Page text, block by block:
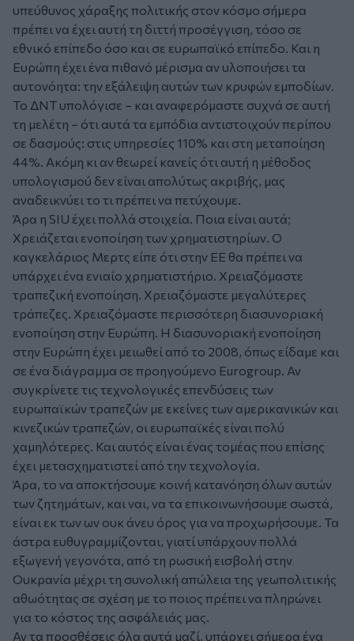
υπεύθυνος χάραξης πολιτικής στον κόσμο σήμερα
πρέπει να έχει αυτή τη διττή προσέγγιση, τόσο σε
εθνικό επίπεδο όσο και σε ευρωπαϊκό επίπεδο. Και η
Ευρώπη έχει ένα πιθανό μέρισμα αν υλοποιήσει τα
αυτονόητα: την εξάλειψη αυτών των κρυφών εμποδίων.
Το ΔΝΤ υπολόγισε – και αναφερόμαστε συχνά σε αυτή
τη μελέτη – ότι αυτά τα εμπόδια αντιστοιχούν περίπου
σε δασμούς: στις υπηρεσίες 110% και στη μεταποίηση
44%. Ακόμη κι αν θεωρεί κανείς ότι αυτή η μέθοδος
υπολογισμού δεν είναι απολύτως ακριβής, μας
αναδεικνύει το τι πρέπει να πετύχουμε.
Άρα η SIU έχει πολλά στοιχεία. Ποια είναι αυτά;
Χρειάζεται ενοποίηση των χρηματιστηρίων. Ο
καγκελάριος Μερτς είπε ότι στην ΕΕ θα πρέπει να
υπάρχει ένα ενιαίο χρηματιστήριο. Χρειαζόμαστε
τραπεζική ενοποίηση. Χρειαζόμαστε μεγαλύτερες
τράπεζες. Χρειαζόμαστε περισσότερη διασυνοριακή
ενοποίηση στην Ευρώπη. Η διασυνοριακή ενοποίηση
στην Ευρώπη έχει μειωθεί από το 2008, όπως είδαμε και
σε ένα διάγραμμα σε προηγούμενο Eurogroup. Αν
συγκρίνετε τις τεχνολογικές επενδύσεις των
ευρωπαϊκών τραπεζών με εκείνες των αμερικανικών και
κινεζικών τραπεζών, οι ευρωπαϊκές είναι πολύ
χαμηλότερες. Και αυτός είναι ένας τομέας που επίσης
έχει μετασχηματιστεί από την τεχνολογία.
Άρα, το να αποκτήσουμε κοινή κατανόηση όλων αυτών
των ζητημάτων, και ναι, να τα επικοινωνήσουμε σωστά,
είναι εκ των ων ουκ άνευ όρος για να προχωρήσουμε. Τα
άστρα ευθυγραμμίζονται, γιατί υπάρχουν πολλά
εξωγενή γεγονότα, από τη ρωσική εισβολή στην
Ουκρανία μέχρι τη συνολική απώλεια της γεωπολιτικής
αθωότητας σε σχέση με το ποιος πρέπει να πληρώνει
για το κόστος της ασφάλειάς μας.
Αν τα προσθέσεις όλα αυτά μαζί, υπάρχει σήμερα ένα